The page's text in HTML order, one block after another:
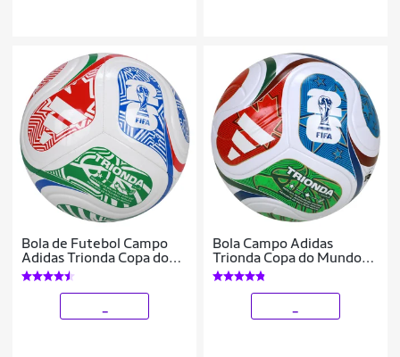
Bola de Futebol Campo
Adidas Trionda Copa do
Mundo 2026 Club
Bola Campo Adidas
Trionda Copa do Mundo
2026 League